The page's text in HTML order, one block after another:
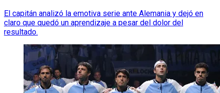
El capitán analizó la emotiva serie ante Alemania y dejó en
claro que quedó un aprendizaje a pesar del dolor del
resultado.